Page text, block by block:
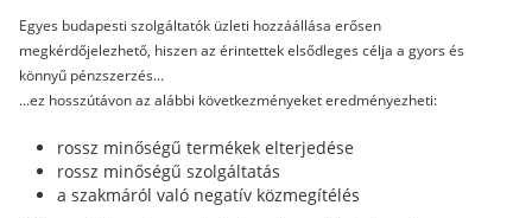
Egyes budapesti szolgáltatók üzleti hozzáállása erősen
megkérdőjelezhető, hiszen az érintettek elsődleges célja a gyors és
könnyű pénzszerzés...
...ez hosszútávon az alábbi következményeket eredményezheti:
rossz minőségű termékek elterjedése
rossz minőségű szolgáltatás
a szakmáról való negatív közmegítélés